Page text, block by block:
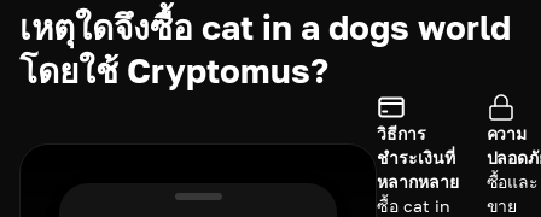
เหตุใดจึงซื้อ cat in a dogs world
โดยใช้ Cryptomus?
วิธีการ
ชำระเงินที่
หลากหลาย
ซื้อ cat in
ความ
ปลอดภั
ซื้อและ
ขาย